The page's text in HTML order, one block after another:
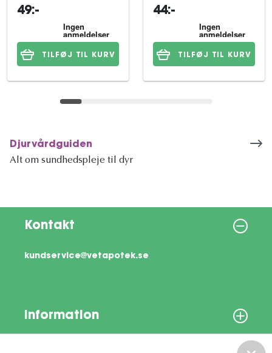
49:-
TILFØJ TIL KURV
44:-
TILFØJ TIL KURV
Djurvårdguiden
Alt om sundhedspleje til dyr
Kontakt
kundservice@vetapotek.se
Information